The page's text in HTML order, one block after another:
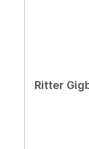
Ritter